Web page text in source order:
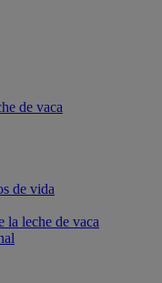
de vaca
de vida
la leche de vaca